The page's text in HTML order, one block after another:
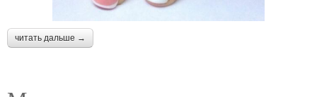
читать дальше →